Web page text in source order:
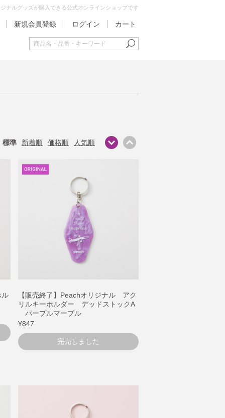
ナルグッズが購入できる公式オンラインショップです
新規会員登録 ログイン カート
標準 新着順 価格順 人気順
【販売終了】Peachオリジナル アク
リルキーホルダー デッドストックA
パープルマーブル
¥847
完売しました